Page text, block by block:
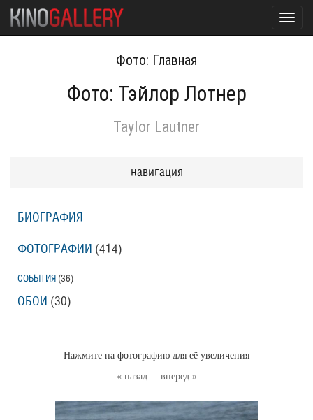
Фото: Главная
Фото: Тэйлор Лотнер
Taylor Lautner
« назад вперед »
Нажмите на фотографию для её увеличения
навигация
БИОГРАФИЯ
ФОТОГРАФИИ (414)
СОБЫТИЯ (36)
ОБОИ (30)